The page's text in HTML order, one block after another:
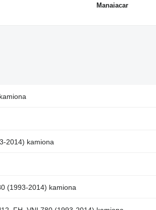
Manaiacar
2014) kamiona
(1993-2014) kamiona